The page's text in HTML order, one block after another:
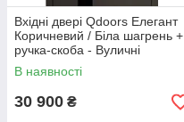
Вхідні двері Qdoors Елегант
Коричневий / Біла шагрень +
ручка-скоба - Вуличні
В наявності
30 900 ₴